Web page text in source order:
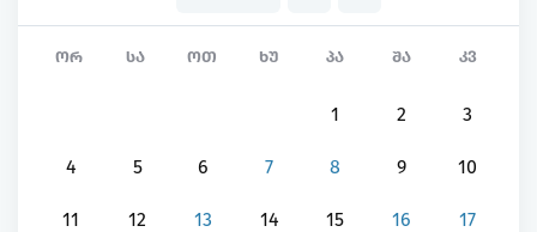
ᲝᲠ ᲡᲐ ᲝᲗ ᲮᲣ ᲞᲐ ᲨᲐ ᲙᲕ
1 2 3
4 5 6 7 8 9 10
11 12 13 14 15 16 17